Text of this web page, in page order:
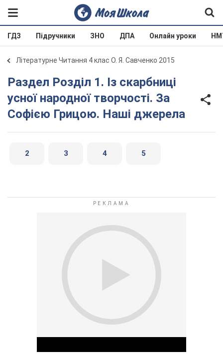
ГДЗ Підручники ЗНО ДПА Онлайн уроки
Літературне Читання 4 клас О. Я. Савченко 2015
Раздел Розділ 1. Із скарбниці
усної народної творчості. За
Софією Грицою. Наші джерела
2 3 4 5